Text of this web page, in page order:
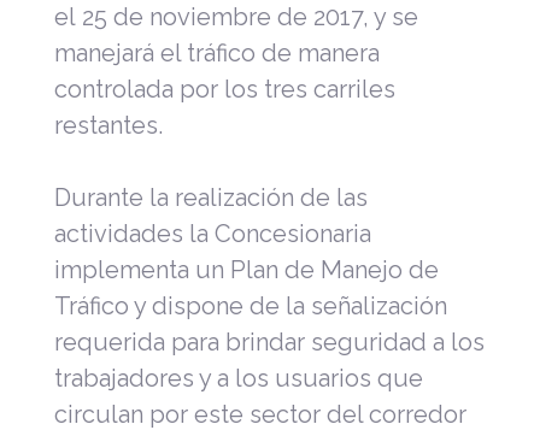
el 25 de noviembre de 2017, y se
manejará el tráfico de manera
controlada por los tres carriles
restantes.
Durante la realización de las
actividades la Concesionaria
implementa un Plan de Manejo de
Tráfico y dispone de la señalización
requerida para brindar seguridad a los
trabajadores y a los usuarios que
circulan por este sector del corredor